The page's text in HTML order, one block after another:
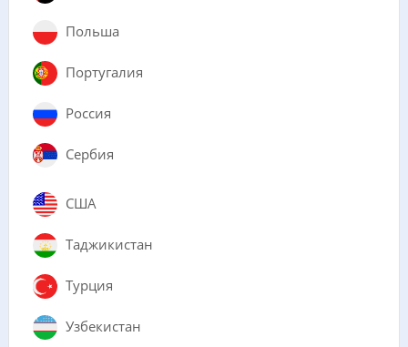
Польша
Португалия
Россия
Сербия
США
Таджикистан
Турция
Узбекистан